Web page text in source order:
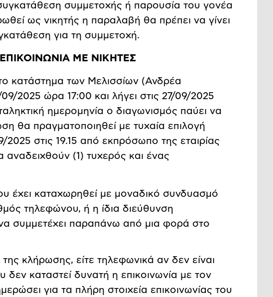
συμμετοχής ή παρουσία του γονέα
ως νικητής η παραλαβή θα πρέπει να γίνει
για τη συμμετοχή.
ΜΕ ΝΙΚΗΤΕΣ
κατάστημα των Μελισσίων (Ανδρέα
2025 ώρα 17:00 και λήγει στις 27/09/2025
ημερομηνία ο διαγωνισμός παύει να
θα πραγματοποιηθεί με τυχαία επιλογή
στις 19.15 από εκπρόσωπο της εταιρίας
αναδειχθούν (1) τυχερός και ένας
έχει καταχωρηθεί με μοναδικό συνδυασμό
τηλεφώνου, ή η ίδια διεύθυνση
συμμετέχει παραπάνω από μια φορά στο
κλήρωσης, είτε τηλεφωνικά αν δεν είναι
καταστεί δυνατή η επικοινωνία με τον
για τα πλήρη στοιχεία επικοινωνίας του